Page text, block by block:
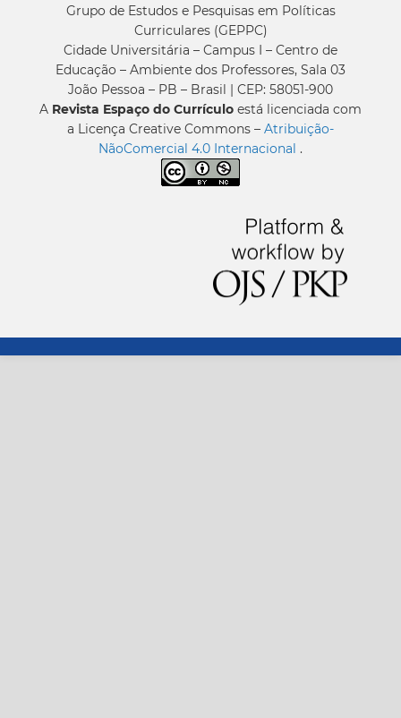
Grupo de Estudos e Pesquisas em Políticas
Curriculares (GEPPC)
Cidade Universitária – Campus I – Centro de
Educação – Ambiente dos Professores, Sala 03
João Pessoa – PB – Brasil | CEP: 58051-900
A Revista Espaço do Currículo está licenciada com
a Licença Creative Commons – Atribuição-
NãoComercial 4.0 Internacional .